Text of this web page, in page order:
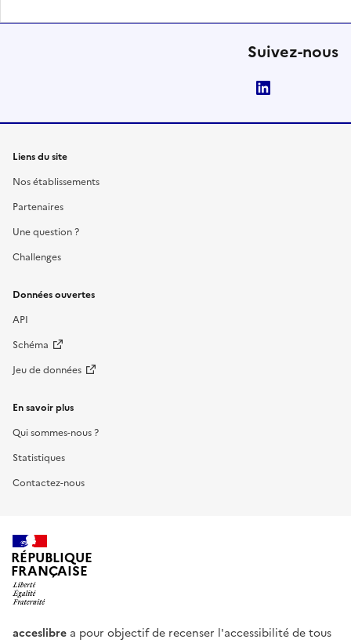
Suivez-nous
Liens du site
Nos établissements
Partenaires
Une question ?
Challenges
Données ouvertes
API
Schéma
Jeu de données
En savoir plus
Qui sommes-nous ?
Statistiques
Contactez-nous
RÉPUBLIQUE
FRANÇAISE
acceslibre a pour objectif de recenser l'accessibilité de tous